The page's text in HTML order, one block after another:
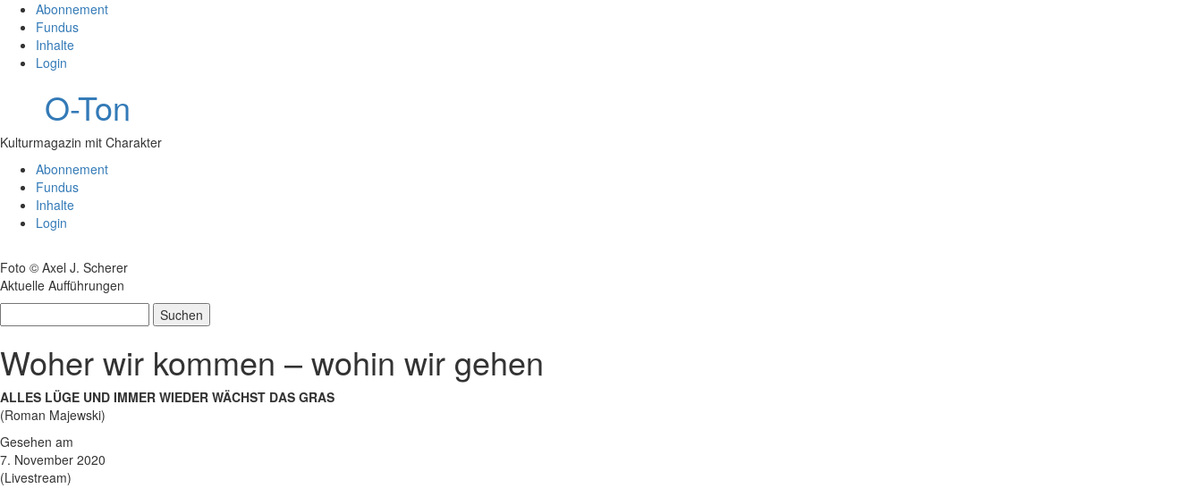
Abonnement
Fundus
Inhalte
Login
O-Ton
Kulturmagazin mit Charakter
Abonnement
Fundus
Inhalte
Login
Foto © Axel J. Scherer
Aktuelle Aufführungen
nach:
Woher wir kommen – wohin wir gehen
ALLES LÜGE UND IMMER WIEDER WÄCHST DAS GRAS
(Roman Majewski)
Gesehen am
7. November 2020
(Livestream)